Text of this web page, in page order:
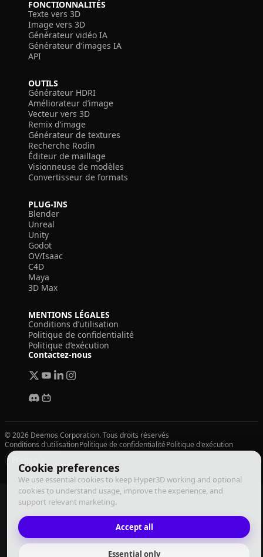
Cookie preferences
We use essential cookies to keep Hyper3D working and optional
cookies to understand usage, improve the experience, and
support relevant marketing.
Accept all
Essential only
FONCTIONNALITÉS
Texte vers 3D
Image vers 3D
Générateur vidéo IA
Générateur d’images IA
API
OUTILS
Générateur HDRI
Améliorateur d’image
Vecteur vers 3D
Remix d’image
Générateur de textures
Recherche Rodin
Éditeur de maillage
Visionneuse de modèles
Convertisseur de formats
PLUG-INS
Blender
Unreal
Unity
Godot
OV/Isaac
C4D
Maya
3D Max
MENTIONS LÉGALES
Conditions d’utilisation
Politique de confidentialité
Politique d’exécution
Contactez-nous
© 2026 Deemos Corporation. Tous droits réservés
Conditions d'utilisationPolitique de confidentialitéPolitique d'exécution